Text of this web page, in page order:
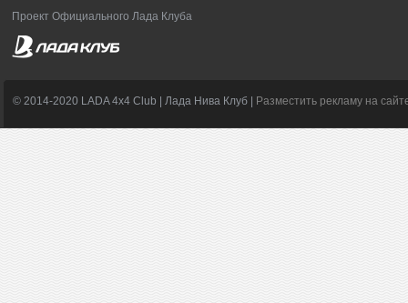
Проект Официального Лада Клуба
© 2014-2020 LADA 4x4 Club | Лада Нива Клуб | Разместить рекламу на